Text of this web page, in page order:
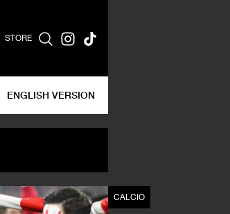
STORE
ENGLISH VERSION
CALCIO